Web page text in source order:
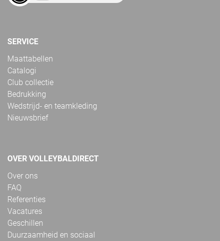
SERVICE
Maattabellen
Catalogi
Club collectie
Bedrukking
Wedstrijd- en teamkleding
Nieuwsbrief
OVER VOLLEYBALDIRECT
Over ons
FAQ
Referenties
Vacatures
Geschillen
Duurzaamheid en sociaal